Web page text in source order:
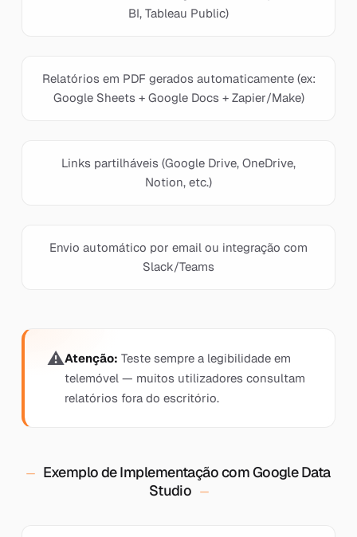
BI, Tableau Public)
Relatórios em PDF gerados automaticamente (ex:
Google Sheets + Google Docs + Zapier/Make)
Links partilháveis (Google Drive, OneDrive,
Notion, etc.)
Envio automático por email ou integração com
Slack/Teams
Atenção: Teste sempre a legibilidade em
telemóvel — muitos utilizadores consultam
relatórios fora do escritório.
Exemplo de Implementação com Google Data
Studio